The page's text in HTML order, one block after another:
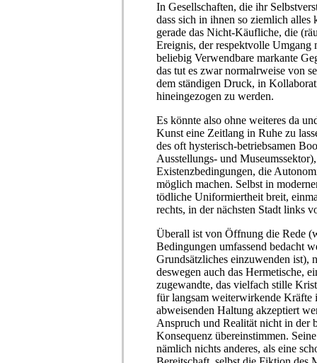
In Gesellschaften, die ihr
dass sich in ihnen so ziemlich alles
gerade das Nicht-Käufliche, die
Ereignis, der respektvolle Umgang
beliebig Verwendbare markante
das tut es zwar normalrweise von
dem ständigen Druck, in
hineingezogen zu werden.
Es könnte also ohne weiteres da
Kunst eine Zeitlang in Ruhe zu
des oft hysterisch-betriebsamen
Ausstellungs- und
Existenzbedingungen, die
möglich machen. Selbst in
tödliche Uniformiertheit breit,
rechts, in der nächsten Stadt links
Überall ist von Öffnung die Rede
Bedingungen umfassend bedacht
Grundsätzliches einzuwenden ist),
deswegen auch das Hermetische,
zugewandte, das vielfach stille
für langsam weiterwirkende Kräfte
abweisenden Haltung akzeptiert
Anspruch und Realität nicht in der
Konsequenz übereinstimmen.
nämlich nichts anderes, als eine